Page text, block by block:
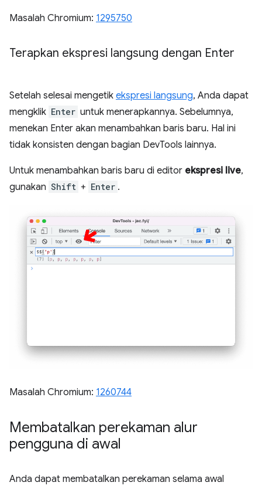
Masalah Chromium: 1295750
Terapkan ekspresi langsung dengan Enter
Setelah selesai mengetik ekspresi langsung, Anda dapat
mengklik Enter untuk menerapkannya. Sebelumnya,
menekan Enter akan menambahkan baris baru. Hal ini
tidak konsisten dengan bagian DevTools lainnya.
Untuk menambahkan baris baru di editor ekspresi live,
gunakan Shift + Enter .
Masalah Chromium: 1260744
Membatalkan perekaman alur
pengguna di awal
Anda dapat membatalkan perekaman selama awal